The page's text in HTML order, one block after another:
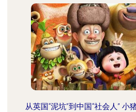
从英国“泥坑”到中国“社会人” 小